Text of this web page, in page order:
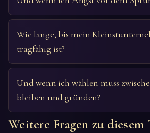
Wie lange, bis mein
tragfähig ist?
Und wenn ich wählen muss
bleiben und gründen?
Weitere Fragen zu diesem